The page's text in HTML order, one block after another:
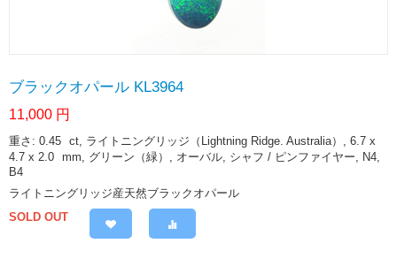
ブラックオパール KL3964
11,000 円
重さ: 0.45 ct, ライトニングリッジ（Lightning Ridge. Australia）, 6.7 x
4.7 x 2.0 mm, グリーン（緑）, オーバル, シャフ / ピンファイヤー, N4,
B4
ライトニングリッジ産天然ブラックオパール
SOLD OUT